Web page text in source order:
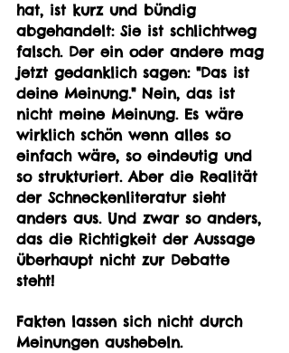
hat, ist kurz und bündig
abgehandelt: Sie ist schlichtweg
falsch. Der ein oder andere mag
jetzt gedanklich sagen: "Das ist
deine Meinung." Nein, das ist
nicht meine Meinung. Es wäre
wirklich schön wenn alles so
einfach wäre, so eindeutig und
so strukturiert. Aber die Realität
der Schneckenliteratur sieht
anders aus. Und zwar so anders,
das die Richtigkeit der Aussage
überhaupt nicht zur Debatte
steht!
Fakten lassen sich nicht durch
Meinungen aushebeln.